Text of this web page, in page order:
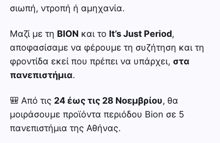
σιωπή, ντροπή ή αμηχανία.
Μαζί με τη BION και το It’s Just Period,
αποφασίσαμε να φέρουμε τη συζήτηση και τη
φροντίδα εκεί που πρέπει να υπάρχει, στα
πανεπιστήμια.
🎒 Από τις 24 έως τις 28 Νοεμβρίου, θα
μοιράσουμε προϊόντα περιόδου Bion σε 5
πανεπιστήμια της Αθήνας.